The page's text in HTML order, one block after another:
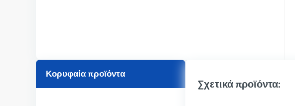
Κορυφαία προϊόντα
Σχετικά προϊόντα: